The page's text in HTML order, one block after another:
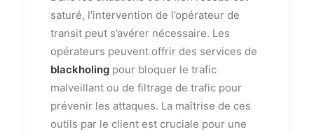
saturé, l'intervention de l’opérateur de
transit peut s’avérer nécessaire. Les
opérateurs peuvent offrir des services de
blackholing pour bloquer le trafic
malveillant ou de filtrage de trafic pour
prévenir les attaques. La maîtrise de ces
outils par le client est cruciale pour une